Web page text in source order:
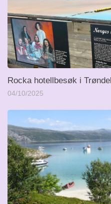
Rocka hotellbesøk i
04/10/2025